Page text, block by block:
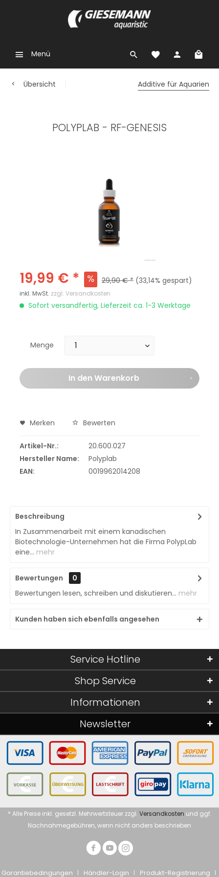
Menü
Übersicht Additive für Aquarien
POLYPLAB - RF-GENESIS
19,99 € * 29,90 € * (33,14% gespart)
inkl. MwSt. zzgl. Versandkosten
Sofort versandfertig, Lieferzeit ca. 1-3 Werktage
Menge
In den Warenkorb
Merken Bewerten
Artikel-Nr.:
20.600.027
Hersteller Name:
Polyplab
EAN:
0019962014208
Beschreibung
In Zusammenarbeit mit einem kanadischen
Biotechnologie-Unternehmen hat die Firma PolypLab
eine... mehr
Bewertungen
0
Bewertungen lesen, schreiben und diskutieren... mehr
Kunden haben sich ebenfalls angesehen
Service Hotline
Shop Service
Informationen
Newsletter
* Alle Preise inkl. gesetzl. Mehrwertsteuer zzgl. Versandkosten und ggf.
Nachnahmegebühren, wenn nicht anders beschrieben
Garantiebedingungen Händler-Login Produkt-Registrierung